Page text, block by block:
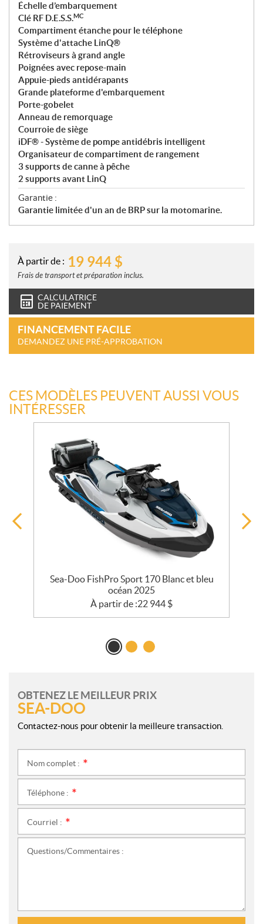
Échelle d’embarquement
Clé RF D.E.S.S.MC
Compartiment étanche pour le téléphone
Système d'attache LinQ®
Rétroviseurs à grand angle
Poignées avec repose-main
Appuie-pieds antidérapants
Grande plateforme d'embarquement
Porte-gobelet
Anneau de remorquage
Courroie de siège
iDF® - Système de pompe antidébris intelligent
Organisateur de compartiment de rangement
3 supports de canne à pêche
2 supports avant LinQ
Garantie :
Garantie limitée d'un an de BRP sur la motomarine.
À partir de : 19 944 $
Frais de transport et préparation inclus.
CALCULATRICE
DE PAIEMENT
FINANCEMENT FACILE
DEMANDEZ UNE PRÉ-APPROBATION
CES MODÈLES PEUVENT AUSSI VOUS
INTÉRESSER
Sea-Doo FishPro Sport 170 Blanc et bleu
océan 2025
À partir de :22 944 $
OBTENEZ LE MEILLEUR PRIX
SEA-DOO
Contactez-nous pour obtenir la meilleure transaction.
Nom complet :
Téléphone :
Courriel :
Questions/Commentaires :